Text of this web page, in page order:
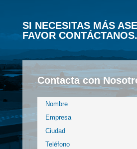
SI NECESITAS MÁS
FAVOR CONTÁCTANOS.
Contacta con